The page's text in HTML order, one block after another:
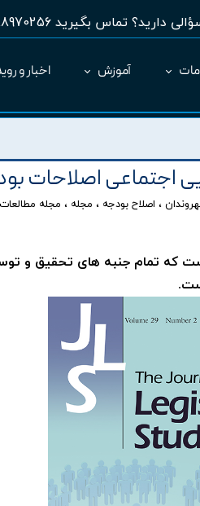
دارید؟ تماس بگیرید 02188970256
آموزش اخبار و
اجتماعی اصلاحات
، اصلاح بودجه ، مجله ، مجله
که تمام جنبه های تحقیق و
.